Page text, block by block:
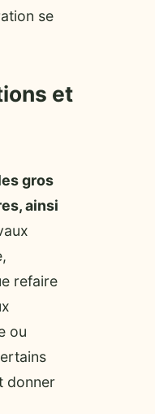
se
et
gros
ainsi
refaire
ou
donner